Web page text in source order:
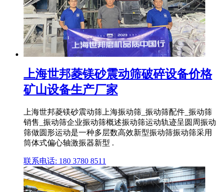
上海世邦菱镁砂震动筛破碎设备价格
矿山设备生产厂家
上海世邦菱镁砂震动筛上海振动筛_振动筛配件_振动筛
销售_振动筛企业振动筛概述振动筛运动轨迹呈圆周振动
筛做圆形运动是一种多层数高效新型振动筛振动筛采用
筒体式偏心轴激振器新型 .
联系电话: 180 3780 8511